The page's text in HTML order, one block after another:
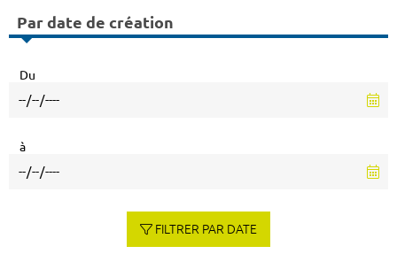
Par date de création
Du
à
FILTRER PAR DATE